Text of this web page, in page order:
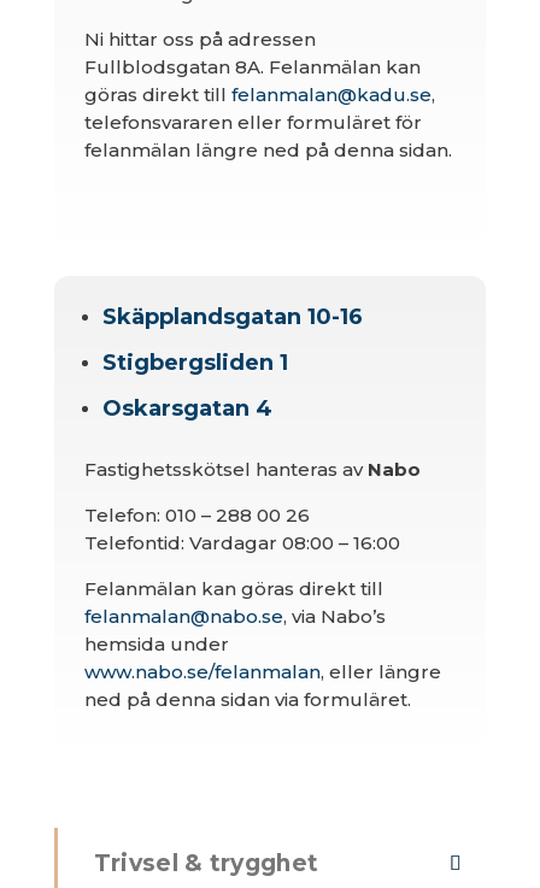
Ni hittar oss på adressen
Fullblodsgatan 8A. Felanmälan kan
göras direkt till felanmalan@kadu.se,
telefonsvararen eller formuläret för
felanmälan längre ned på denna sidan.
Skäpplandsgatan 10-16
Stigbergsliden 1
Oskarsgatan 4
Fastighetsskötsel hanteras av Nabo
Telefon: 010 – 288 00 26
Telefontid: Vardagar 08:00 – 16:00
Felanmälan kan göras direkt till
felanmalan@nabo.se, via Nabo’s
hemsida under
www.nabo.se/felanmalan, eller längre
ned på denna sidan via formuläret.
Trivsel & trygghet